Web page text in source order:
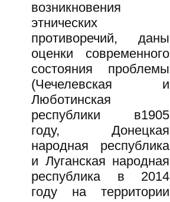
возникновения
этнических
противоречий, даны
оценки современного
состояния проблемы
(Чечелевская и
Люботинская
республики в1905
году, Донецкая
народная республика
и Луганская народная
республика в 2014
году на территории